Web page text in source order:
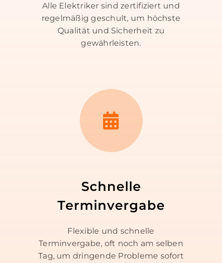
Alle Elektriker sind zertifiziert und
regelmäßig geschult, um höchste
Qualität und Sicherheit zu
gewährleisten.
Schnelle
Terminvergabe
Flexible und schnelle
Terminvergabe, oft noch am selben
Tag, um dringende Probleme sofort